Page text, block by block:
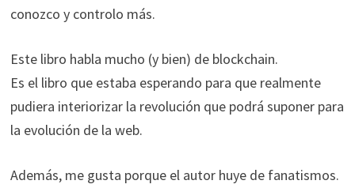
conozco y controlo más.
Este libro habla mucho (y bien) de blockchain.
Es el libro que estaba esperando para que realmente
pudiera interiorizar la revolución que podrá suponer para
la evolución de la web.
Además, me gusta porque el autor huye de fanatismos.